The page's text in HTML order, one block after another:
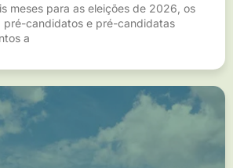
meses para as eleições de 2026, os
pré-candidatos e pré-candidatas
a